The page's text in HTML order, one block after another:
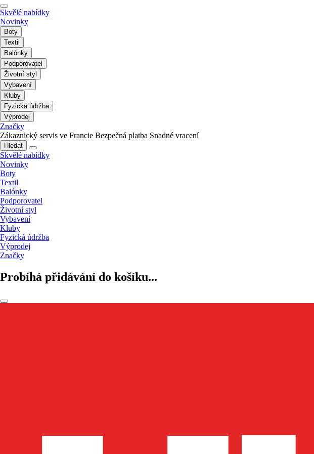
Skvělé nabídky
Novinky
Boty
Textil
Balónky
Podporovatel
Životní styl
Vybavení
Kluby
Fyzická údržba
Výprodej
Značky
Zákaznický servis ve Francie Bezpečná platba Snadné vracení
Hledat
Skvělé nabídky
Novinky
Boty
Textil
Balónky
Podporovatel
Životní styl
Vybavení
Kluby
Fyzická údržba
Výprodej
Značky
Probíhá přidávání do košíku...